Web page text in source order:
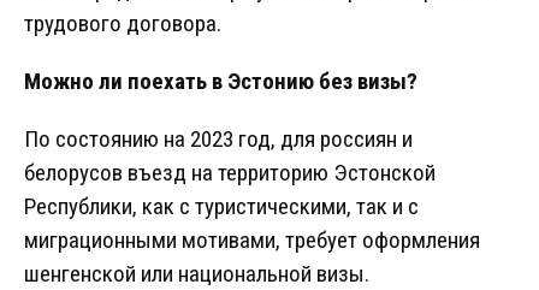
трудового договора.
Можно ли поехать в Эстонию без визы?
По состоянию на 2023 год, для россиян и
белорусов въезд на территорию Эстонской
Республики, как с туристическими, так и с
миграционными мотивами, требует оформления
шенгенской или национальной визы.